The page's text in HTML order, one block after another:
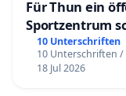
Für Thun ein
Sportzentrum
10 Unterschriften
10 Unterschriften /
18 Jul 2026